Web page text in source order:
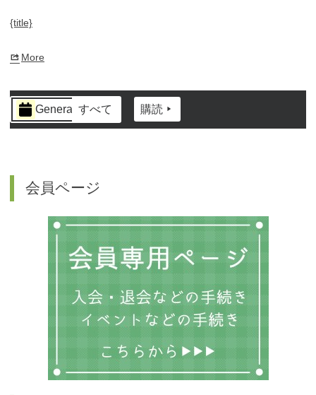
{title}
More
イ
ベ
General すべて 購読
会員ページ